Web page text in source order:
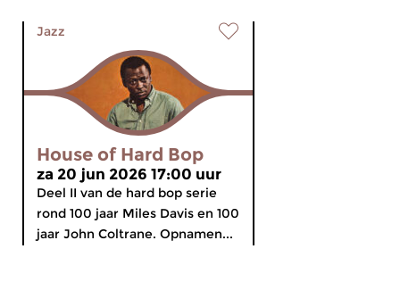
Jazz
House of Hard Bop
za 20 jun 2026 17:00 uur
Deel II van de hard bop serie
rond 100 jaar Miles Davis en 100
jaar John Coltrane. Opnamen...